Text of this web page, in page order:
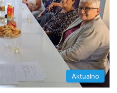
Aktualno